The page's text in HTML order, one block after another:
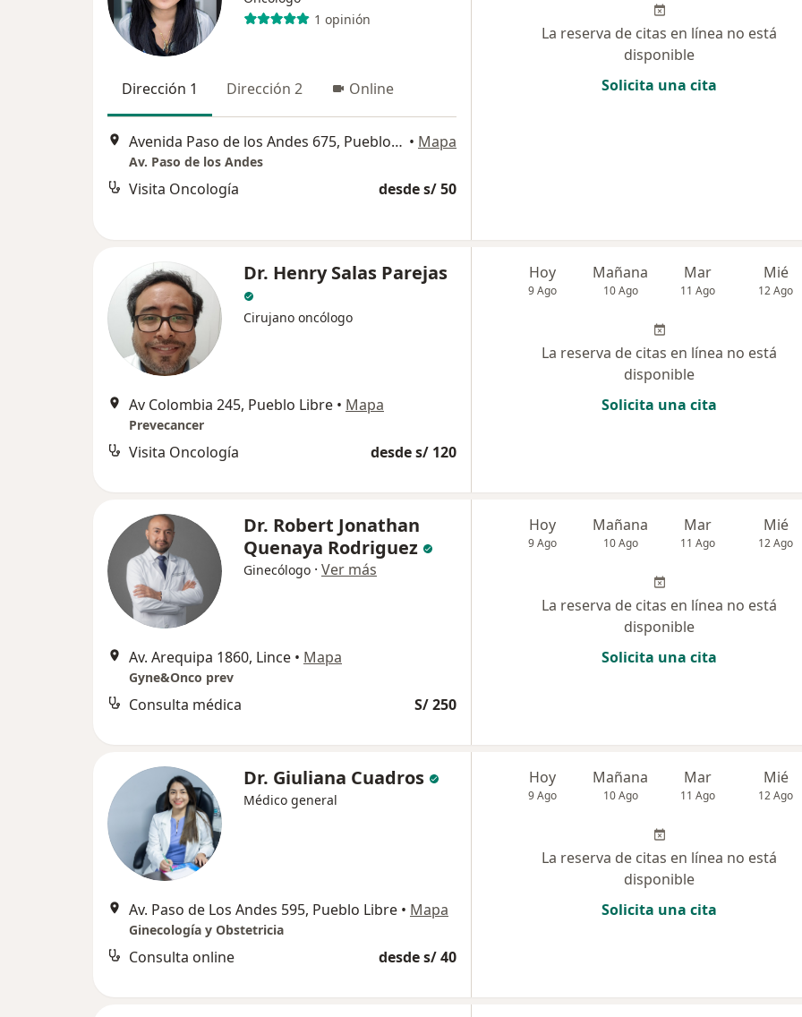
1 opinión
Dirección 1 Dirección 2 Online
Avenida Paso de los Andes 675, Pueblo Libre • Mapa
Av. Paso de los Andes
Visita Oncología desde s/ 50
La reserva de citas en línea no está
disponible
Solicita una cita
Dr. Henry Salas Parejas
Cirujano oncólogo
Av Colombia 245, Pueblo Libre • Mapa
Prevecancer
Visita Oncología desde s/ 120
Hoy
9 Ago
Mañana
10 Ago
Mar
11 Ago
Mié
12 Ago
La reserva de citas en línea no está
disponible
Solicita una cita
Dr. Robert Jonathan
Quenaya Rodriguez
Ginecólogo · Ver más
Av. Arequipa 1860, Lince • Mapa
Gyne&Onco prev
Consulta médica S/ 250
Hoy
9 Ago
Mañana
10 Ago
Mar
11 Ago
Mié
12 Ago
La reserva de citas en línea no está
disponible
Solicita una cita
Dr. Giuliana Cuadros
Médico general
Av. Paso de Los Andes 595, Pueblo Libre • Mapa
Ginecología y Obstetricia
Consulta online desde s/ 40
Hoy
9 Ago
Mañana
10 Ago
Mar
11 Ago
Mié
12 Ago
La reserva de citas en línea no está
disponible
Solicita una cita